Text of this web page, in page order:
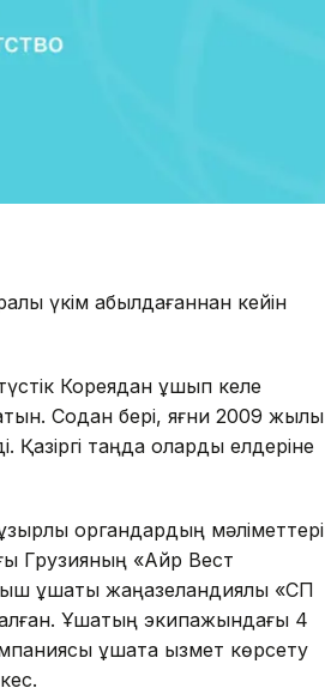
үкім қабылдағаннан кейін
Кореядан ұшып келе
Содан бері, яғни 2009 жылы
Қазіргі таңда оларды елдеріне
органдардың мәліметтері
Грузияның «Айр Вест
ұшақты жаңазеландиялық «СП
Ұшақтың экипажындағы 4
ұшақта қызмет көрсету